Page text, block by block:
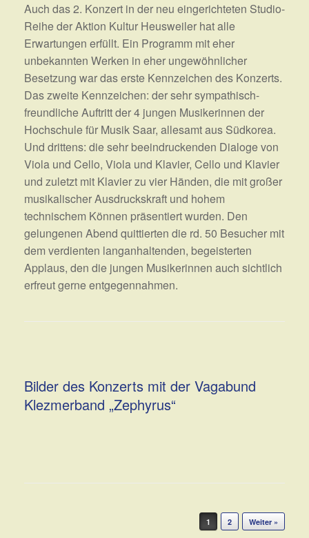
Auch das 2. Konzert in der neu eingerichteten Studio-
Reihe der Aktion Kultur Heusweiler hat alle
Erwartungen erfüllt. Ein Programm mit eher
unbekannten Werken in eher ungewöhnlicher
Besetzung war das erste Kennzeichen des Konzerts.
Das zweite Kennzeichen: der sehr sympathisch-
freundliche Auftritt der 4 jungen Musikerinnen der
Hochschule für Musik Saar, allesamt aus Südkorea.
Und drittens: die sehr beeindruckenden Dialoge von
Viola und Cello, Viola und Klavier, Cello und Klavier
und zuletzt mit Klavier zu vier Händen, die mit großer
musikalischer Ausdruckskraft und hohem
technischem Können präsentiert wurden. Den
gelungenen Abend quittierten die rd. 50 Besucher mit
dem verdienten langanhaltenden, begeisterten
Applaus, den die jungen Musikerinnen auch sichtlich
erfreut gerne entgegennahmen.
Bilder des Konzerts mit der Vagabund
Klezmerband „Zephyrus“
1 2 Weiter »